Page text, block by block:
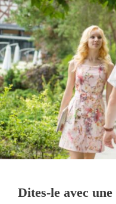
Dites-le avec